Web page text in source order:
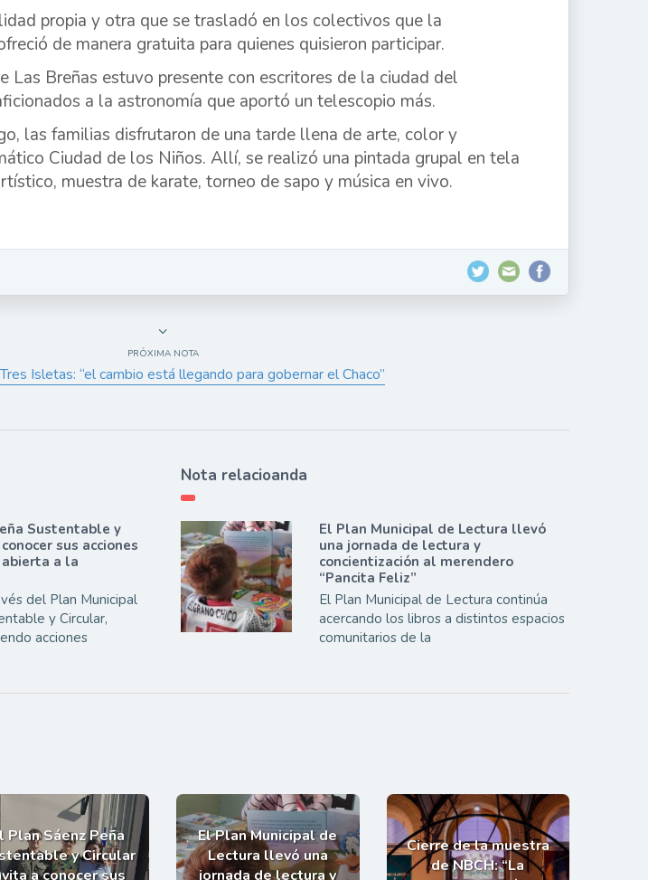
propia y otra que se trasladó en los colectivos que la
de manera gratuita para quienes quisieron participar.
Las Breñas estuvo presente con escritores de la ciudad del
a la astronomía que aportó un telescopio más.
las familias disfrutaron de una tarde llena de arte, color y
Ciudad de los Niños. Allí, se realizó una pintada grupal en tela
muestra de karate, torneo de sapo y música en vivo.
PRÓXIMA NOTA
Isletas: “el cambio está llegando para gobernar el Chaco”
Sustentable y
sus acciones
a la
del Plan Municipal
y Circular,
acciones
Nota relacioanda
El Plan Municipal de Lectura llevó
una jornada de lectura y
concientización al merendero
“Pancita Feliz”
El Plan Municipal de Lectura continúa
acercando los libros a distintos espacios
comunitarios de la
Plan Sáenz Peña
y Circular
a conocer sus
El Plan Municipal de
Lectura llevó una
jornada de lectura y
Cierre de la muestra
de NBCH: “La